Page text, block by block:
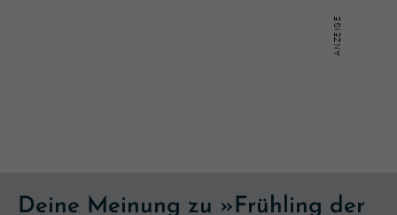
Deine Meinung zu »Frühling der